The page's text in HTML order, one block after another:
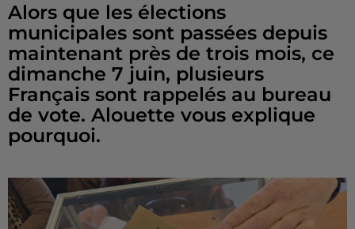
Alors que les élections
municipales sont passées depuis
maintenant près de trois mois, ce
dimanche 7 juin, plusieurs
Français sont rappelés au bureau
de vote. Alouette vous explique
pourquoi.